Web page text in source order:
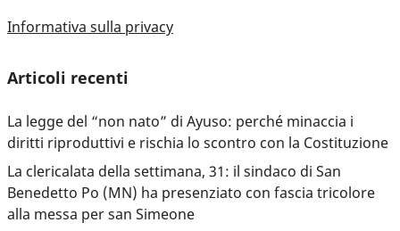
Informativa sulla privacy
Articoli recenti
La legge del “non nato” di Ayuso: perché minaccia i
diritti riproduttivi e rischia lo scontro con la Costituzione
La clericalata della settimana, 31: il sindaco di San
Benedetto Po (MN) ha presenziato con fascia tricolore
alla messa per san Simeone